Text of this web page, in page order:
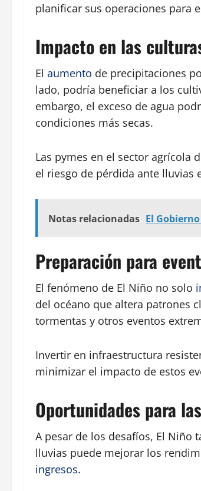
planificar sus operaciones para
Impacto en las
El aumento de precipitaciones
lado, podría beneficiar a los
embargo, el exceso de agua
condiciones más secas.
Las pymes en el sector agrícola
el riesgo de pérdida ante lluvias
Notas relacionadas El
Preparación para
El fenómeno de El Niño no solo
del océano que altera patrones
tormentas y otros eventos
Invertir en infraestructura
minimizar el impacto de estos
Oportunidades para
A pesar de los desafíos, El Niño
lluvias puede mejorar los
ingresos.